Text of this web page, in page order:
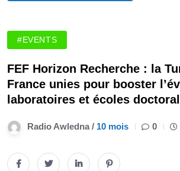
#EVENTS
FEF Horizon Recherche : la
France unies pour booster
laboratoires et écoles
Radio Awledna / 10 mois 0